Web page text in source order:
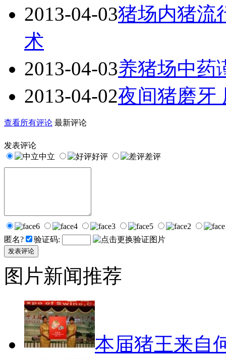
2013-04-03猪场内猪流
术
2013-04-03养猪场中药
2013-04-02夜间猪磨牙
查看所有评论 最新评论
发表评论
中立
好评 差评
匿名? 验证码:
图片新闻推荐
本届猪王来自